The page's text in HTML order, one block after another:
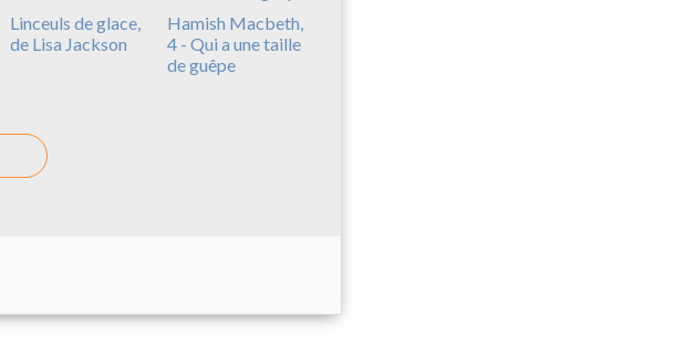
Linceuls de glace,
de Lisa Jackson
Hamish Macbeth,
4 - Qui a une taille
de guêpe